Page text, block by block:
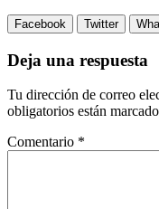
Facebook Twitter
Deja una respuesta
Tu dirección de correo
obligatorios están
Comentario *